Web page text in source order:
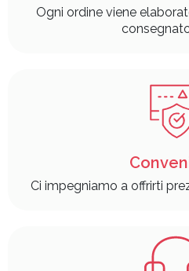
Ogni ordine viene
Ci impegniamo a offrirti